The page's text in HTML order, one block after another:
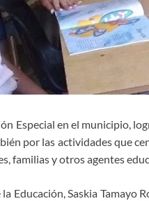
Especial en el municipio,
por las actividades que
familias y otros agentes
Educación, Saskia